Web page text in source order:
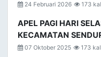
24 Februari 2026 173
APEL PAGI HARI
KECAMATAN
07 Oktober 2025 173